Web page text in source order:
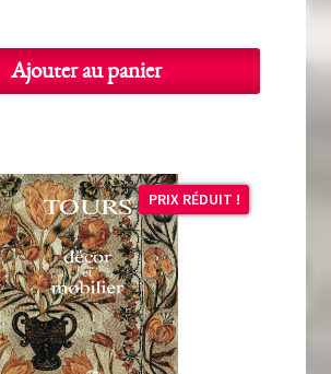
Ajouter au panier
PRIX RÉDUIT !